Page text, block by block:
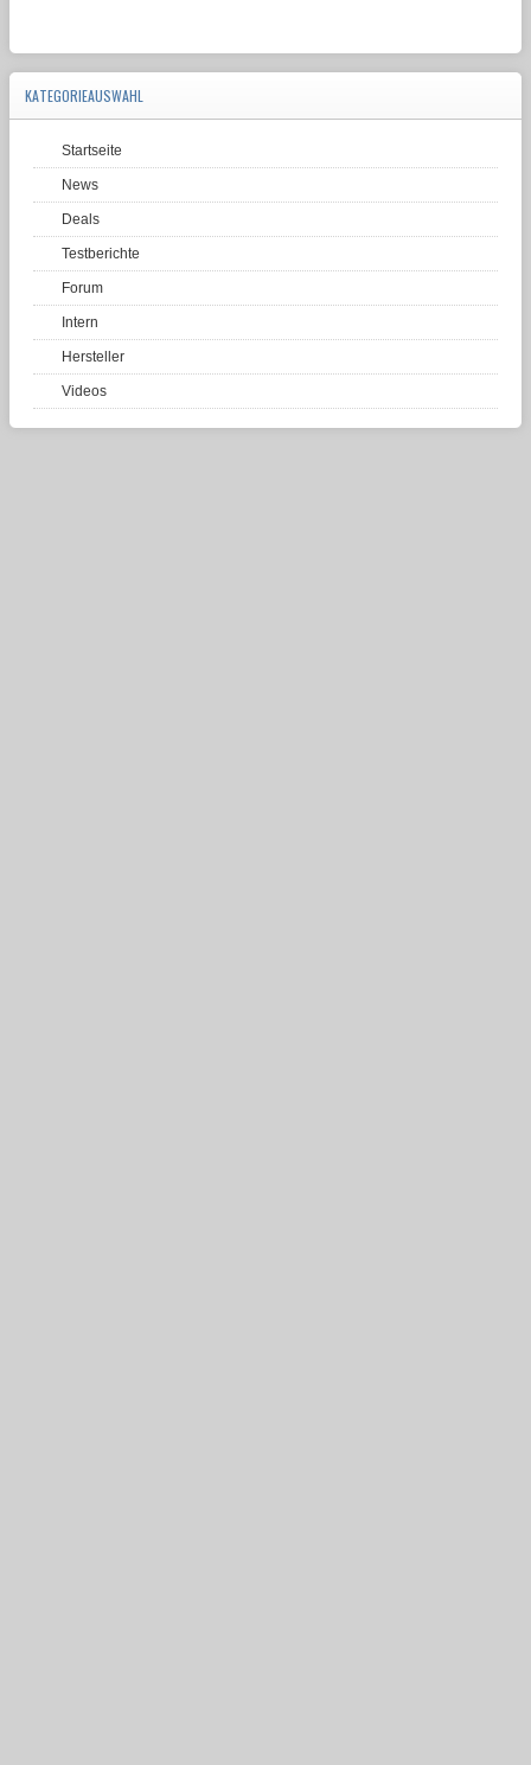
KATEGORIEAUSWAHL
Startseite
News
Deals
Testberichte
Forum
Intern
Hersteller
Videos